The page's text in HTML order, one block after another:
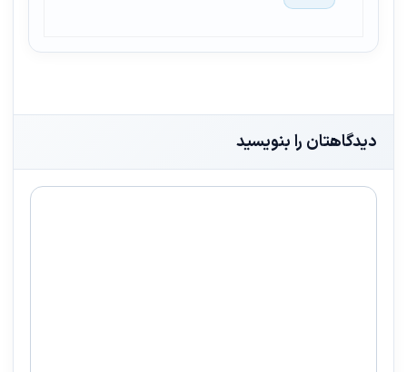
دیدگاهتان را بنویسید
دیدگاه